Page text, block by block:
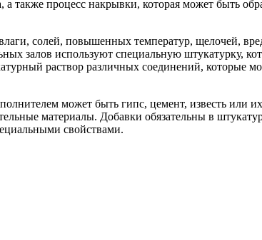
а также процесс накрывки, которая может быть
солей, повышенных температур, щелочей,
залов используют специальную штукатурку,
раствор различных соединений, которые
может быть гипс, цемент, известь или
материалы. Добавки обязательны в
свойствами.